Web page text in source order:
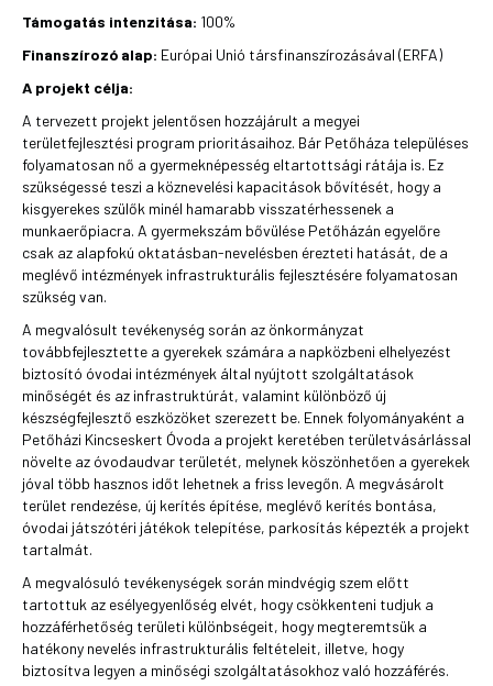
Támogatás intenzitása: 100%
Finanszírozó alap: Európai Unió társfinanszírozásával (ERFA)
A projekt célja:
A tervezett projekt jelentősen hozzájárult a megyei
területfejlesztési program prioritásaihoz. Bár Petőháza településes
folyamatosan nő a gyermeknépesség eltartottsági rátája is. Ez
szükségessé teszi a köznevelési kapacitások bővítését, hogy a
kisgyerekes szülők minél hamarabb visszatérhessenek a
munkaerőpiacra. A gyermekszám bővülése Petőházán egyelőre
csak az alapfokú oktatásban-nevelésben érezteti hatását, de a
meglévő intézmények infrastrukturális fejlesztésére folyamatosan
szükség van.
A megvalósult tevékenység során az önkormányzat
továbbfejlesztette a gyerekek számára a napközbeni elhelyezést
biztosító óvodai intézmények által nyújtott szolgáltatások
minőségét és az infrastruktúrát, valamint különböző új
készségfejlesztő eszközöket szerezett be. Ennek folyományaként a
Petőházi Kincseskert Óvoda a projekt keretében területvásárlással
növelte az óvodaudvar területét, melynek köszönhetően a gyerekek
jóval több hasznos időt lehetnek a friss levegőn. A megvásárolt
terület rendezése, új kerítés építése, meglévő kerítés bontása,
óvodai játszótéri játékok telepítése, parkosítás képezték a projekt
tartalmát.
A megvalósuló tevékenységek során mindvégig szem előtt
tartottuk az esélyegyenlőség elvét, hogy csökkenteni tudjuk a
hozzáférhetőség területi különbségeit, hogy megteremtsük a
hatékony nevelés infrastrukturális feltételeit, illetve, hogy
biztosítva legyen a minőségi szolgáltatásokhoz való hozzáférés.